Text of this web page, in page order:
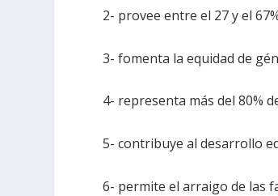
2- provee entre el 27 y el
3- fomenta la equidad de
4- representa más del 80%
5- contribuye al desarrollo
6- permite el arraigo de las